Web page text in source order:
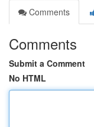
Comments
Comments
Submit a Comment
No HTML